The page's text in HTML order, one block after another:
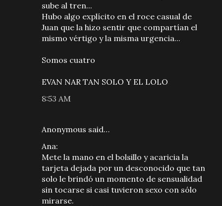
sube al tren...
Hubo algo explícito en el roce casual de
Juan que la hizo sentir que compartían el
mismo vértigo y la misma urgencia...
Somos cuatro
EVAN NAR TAN SOLO Y EL LOLO
8:53 AM
Anonymous said…
Ana:
Mete la mano en el bolsillo y acaricia la
tarjeta dejada por un desconocido que tan
solo le brindó un momento de sensualidad
sin tocarse si casi tuvieron sexo con sólo
mirarse.